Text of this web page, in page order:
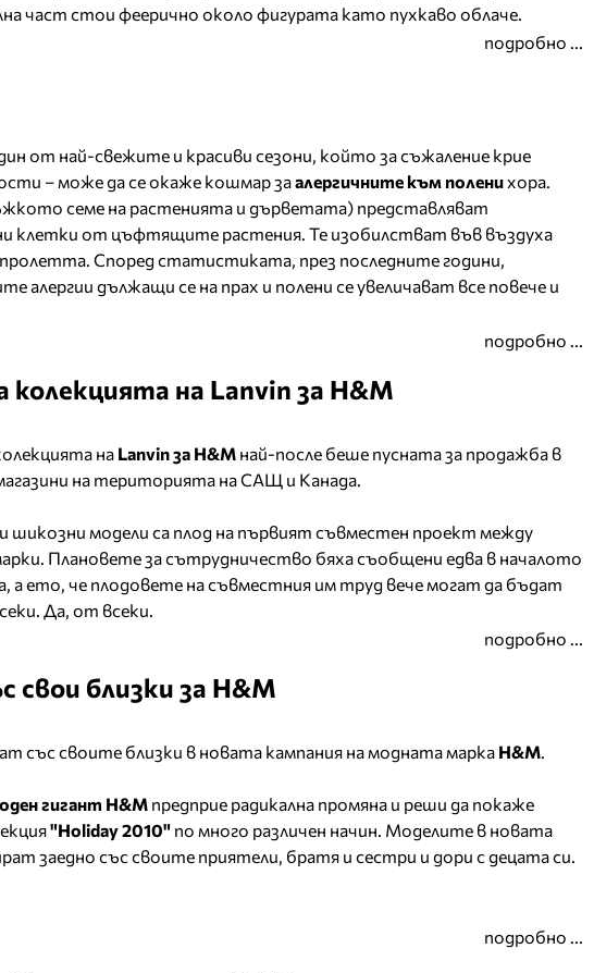
част стои феерично около фигурата като пухкаво облаче.
подробно ...
от най-свежите и красиви сезони, който за съжаление крие
– може да се окаже кошмар заалергичните към поленихора.
семе на растенията и дърветата) представляват
клетки от цъфтящите растения. Те изобилстват във въздуха
пролетта. Според статистиката, през последните години,
алергии дължащи се на прах и полени се увеличават все повече и
подробно ...
колекцията на Lanvin за H&M
на Lanvin за H&M най-после беше пусната за продажба в
на територията на САЩ и Канада.
шикозни модели са плод на първият съвместен проект между
Плановете за сътрудничество бяха съобщени едва в началото
а ето, че плодовете на съвместния им труд вече могат да бъдат
Да, от всеки.
подробно ...
свои близки за H&M
със своите близки в новата кампания на модната марка H&M
гигант H&M предприе радикална промяна и реши да покаже
"Holiday 2010" по много различен начин. Моделите в новата
заедно със своите приятели, братя и сестри и дори с децата си.
подробно ...